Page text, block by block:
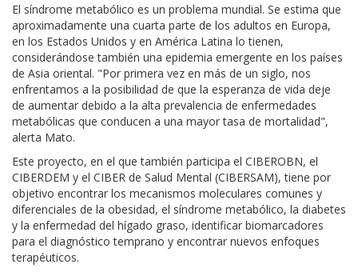
El síndrome metabólico es un problema mundial. Se estima que
aproximadamente una cuarta parte de los adultos en Europa,
en los Estados Unidos y en América Latina lo tienen,
considerándose también una epidemia emergente en los países
de Asia oriental. "Por primera vez en más de un siglo, nos
enfrentamos a la posibilidad de que la esperanza de vida deje
de aumentar debido a la alta prevalencia de enfermedades
metabólicas que conducen a una mayor tasa de mortalidad",
alerta Mato.
Este proyecto, en el que también participa el CIBEROBN, el
CIBERDEM y el CIBER de Salud Mental (CIBERSAM), tiene por
objetivo encontrar los mecanismos moleculares comunes y
diferenciales de la obesidad, el síndrome metabólico, la diabetes
y la enfermedad del hígado graso, identificar biomarcadores
para el diagnóstico temprano y encontrar nuevos enfoques
terapéuticos.